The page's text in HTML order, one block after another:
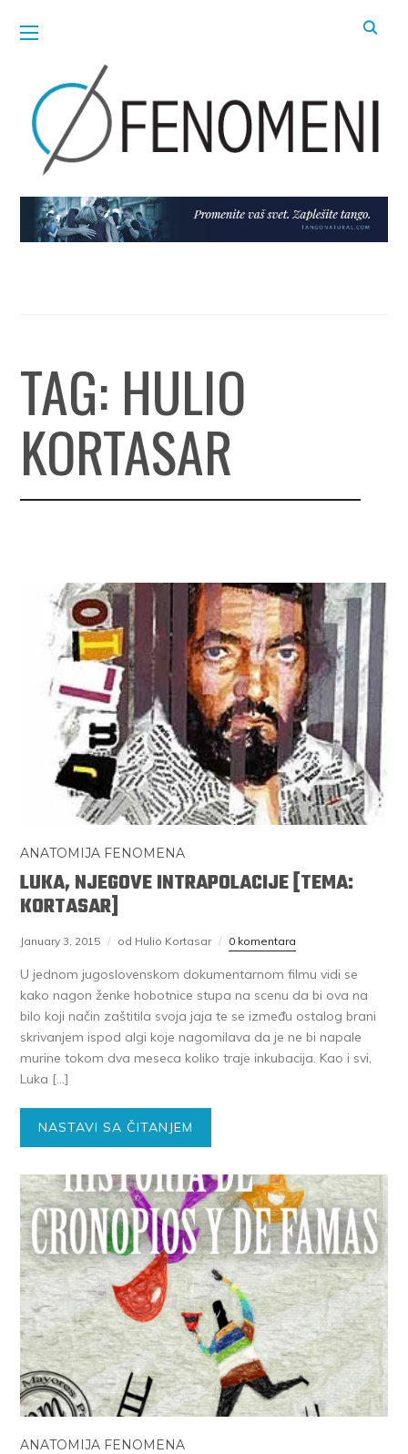
TAG: HULIO
KORTASAR
ANATOMIJA FENOMENA
LUKA, NJEGOVE INTRAPOLACIJE [TEMA:
KORTASAR]
January 3, 2015 od Hulio Kortasar 0 komentara
U jednom jugoslovenskom dokumentarnom filmu vidi se
kako nagon ženke hobotnice stupa na scenu da bi ova na
bilo koji način zaštitila svoja jaja te se između ostalog brani
skrivanjem ispod algi koje nagomilava da je ne bi napale
murine tokom dva meseca koliko traje inkubacija. Kao i svi,
Luka […]
NASTAVI SA ČITANJEM
ANATOMIJA FENOMENA